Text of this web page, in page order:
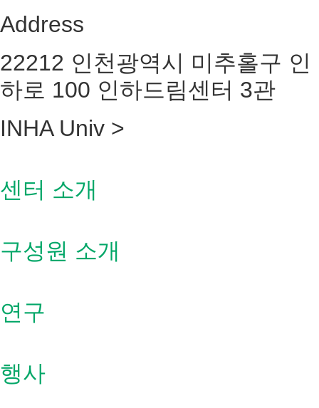
Address
22212 인천광역시 미추홀구 인
하로 100 인하드림센터 3관
INHA Univ >
센터 소개
구성원 소개
연구
행사